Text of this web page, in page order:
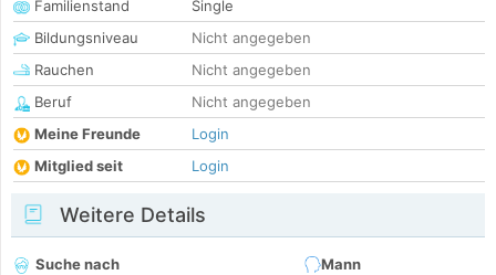
Familienstand
Single
Bildungsniveau
Nicht angegeben
Rauchen
Nicht angegeben
Beruf
Nicht angegeben
Meine Freunde
Login
Mitglied seit
Login
Weitere Details
Suche nach
Mann